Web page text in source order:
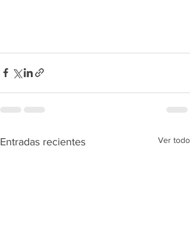
Entradas recientes Ver todo